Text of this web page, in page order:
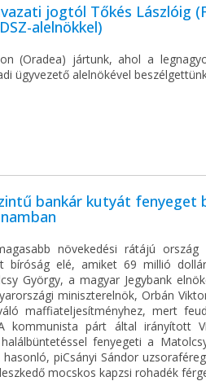
jogtól Tőkés Lászlóig
alelnökkel)
(Oradea) jártunk, ahol a
ügyvezető alelnökével
bankár kutyát fenyeget
növekedési rátájú ország
bíróság elé, amiket 69 millió
György, a magyar Jegybank
miniszterelnök, Orbán
maffiateljesítményhez, mert
kommunista párt által irányított
fenyegeti a
piCsányi Sándor
mocskos kapzsi rohadék